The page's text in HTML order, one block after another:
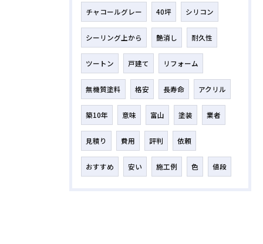
チャコールグレー 40坪 シリコン
シーリング上から 艶消し 耐久性
ツートン 戸建て リフォーム
無機質塗料 格安 長寿命 アクリル
築10年 意味 富山 塗装 業者
見積り 費用 評判 依頼
おすすめ 安い 施工例 色 値段